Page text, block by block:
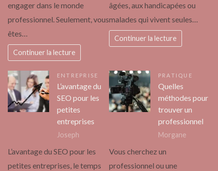
engager dans le monde
professionnel. Seulement, vous
êtes…
Continuer la lecture
âgées, aux handicapées ou
malades qui vivent seules…
Continuer la lecture
ENTREPRISE
L’avantage du
SEO pour les
petites
entreprises
Joseph
L’avantage du SEO pour les
petites entreprises, le temps
PRATIQUE
Quelles
méthodes pour
trouver un
professionnel
Morgane
Vous cherchez un
professionnel ou une